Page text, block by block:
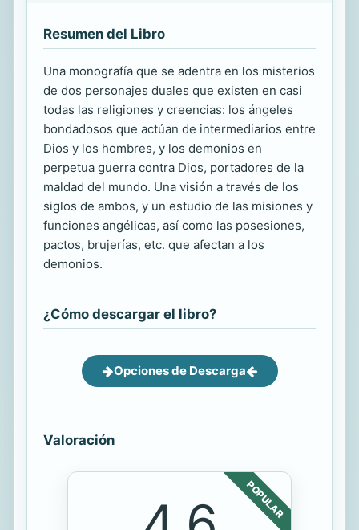
Resumen del Libro
Una monografía que se adentra en los misterios
de dos personajes duales que existen en casi
todas las religiones y creencias: los ángeles
bondadosos que actúan de intermediarios entre
Dios y los hombres, y los demonios en
perpetua guerra contra Dios, portadores de la
maldad del mundo. Una visión a través de los
siglos de ambos, y un estudio de las misiones y
funciones angélicas, así como las posesiones,
pactos, brujerías, etc. que afectan a los
demonios.
¿Cómo descargar el libro?
Opciones de Descarga
Valoración
POPULAR